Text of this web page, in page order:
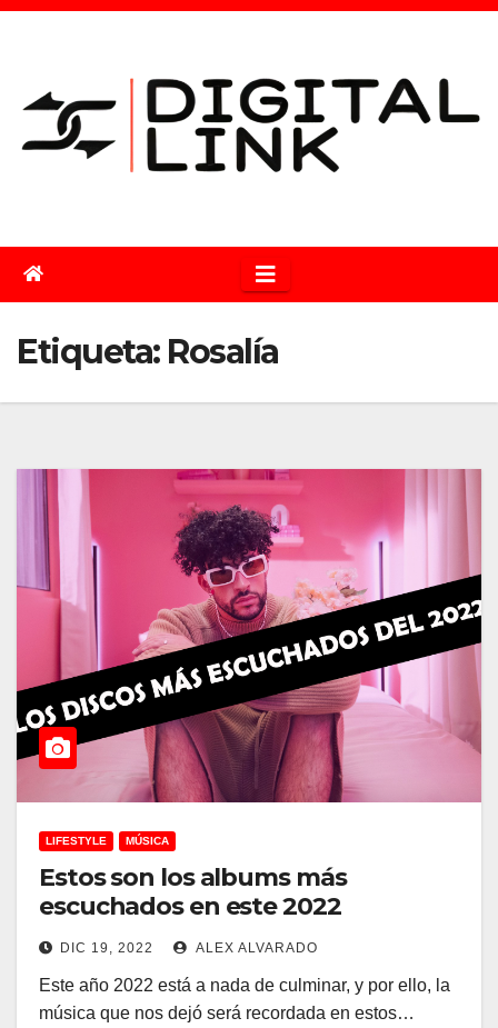
Saltar
Etiqueta: Rosalía
LIFESTYLE MÚSICA
Estos son los albums más
escuchados en este 2022
DIC 19, 2022 ALEX ALVARADO
Este año 2022 está a nada de culminar, y por ello, la
música que nos dejó será recordada en estos…